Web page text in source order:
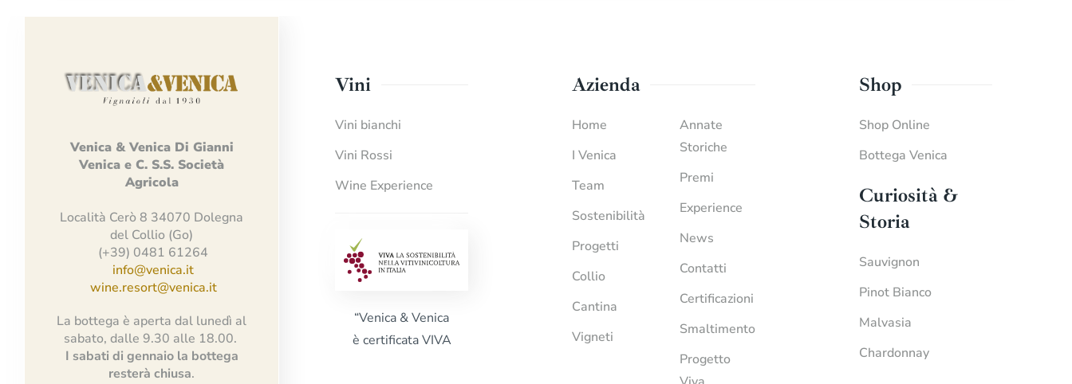
Venica &Venica Di Gianni
VenicaeC. S.S. Società
Agricola
Località Cerò 8 34070 Dolegna
del Collio (Go)
(+39) 0481 61264
info@venica.it
wine.resort@venica.it
La bottega è aperta dal lunedì al
sabato, dalle 9.30 alle 18.00.
I sabati di gennaio la bottega
resterà chiusa.
Vini
Vini bianchi
Vini Rossi
Wine Experience
“Venica & Venica
è certificata VIVA
Azienda
Home
I Venica
Team
Sostenibilità
Progetti
Collio
Cantina
Vigneti
Annate
Storiche
Premi
Experience
News
Contatti
Certificazioni
Smaltimento
Progetto
Shop
Shop Online
Bottega Venica
Curiosità &
Storia
Sauvignon
Pinot Bianco
Malvasia
Chardonnay